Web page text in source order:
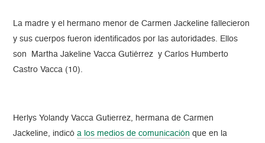
La madre y el hermano menor de Carmen Jackeline fallecieron
y sus cuerpos fueron identificados por las autoridades. Ellos
son Martha Jakeline Vacca Gutiérrez y Carlos Humberto
Castro Vacca (10).
Herlys Yolandy Vacca Gutierrez, hermana de Carmen
Jackeline, indicóa los medios de comunicación que en la